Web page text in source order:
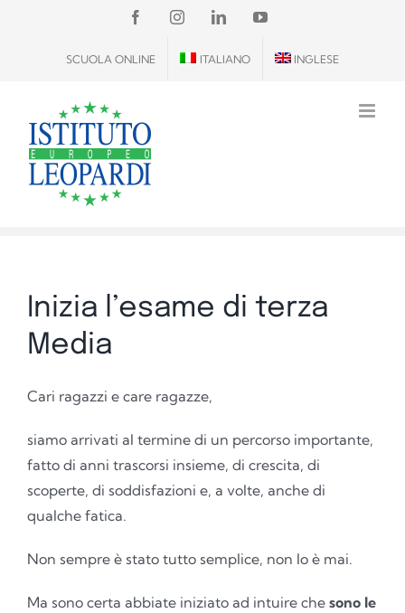
contenuto
FACEBOOKINSTAGRAM
LINKEDINYOUTUBE
SCUOLA ONLINE ITALIANO INGLESE
Inizia l’esame di terza
Media
Cari ragazzi e care ragazze,
siamo arrivati al termine di un percorso importante,
fatto di anni trascorsi insieme, di crescita, di
scoperte, di soddisfazioni e, a volte, anche di
qualche fatica.
Non sempre è stato tutto semplice, non lo è mai.
Ma sono certa abbiate iniziato ad intuire che sono le